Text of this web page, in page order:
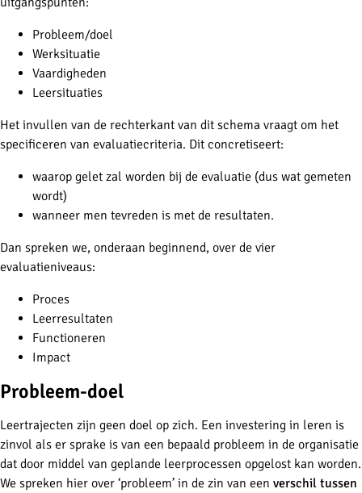
Probleem/doel
Werksituatie
Vaardigheden
Leersituaties
Het invullen van de rechterkant van dit schema vraagt om het
specificeren van evaluatiecriteria. Dit concretiseert:
waarop gelet zal worden bij de evaluatie (dus wat gemeten
wordt)
wanneer men tevreden is met de resultaten.
Dan spreken we, onderaan beginnend, over de vier
evaluatieniveaus:
Proces
Leerresultaten
Functioneren
Impact
Probleem-doel
Leertrajecten zijn geen doel op zich. Een investering in leren is
zinvol als er sprake is van een bepaald probleem in de organisatie
dat door middel van geplande leerprocessen opgelost kan worden.
We spreken hier over ‘probleem’ in de zin van een verschil tussen